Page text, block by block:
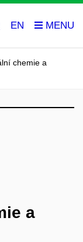
EN
chemie a
a